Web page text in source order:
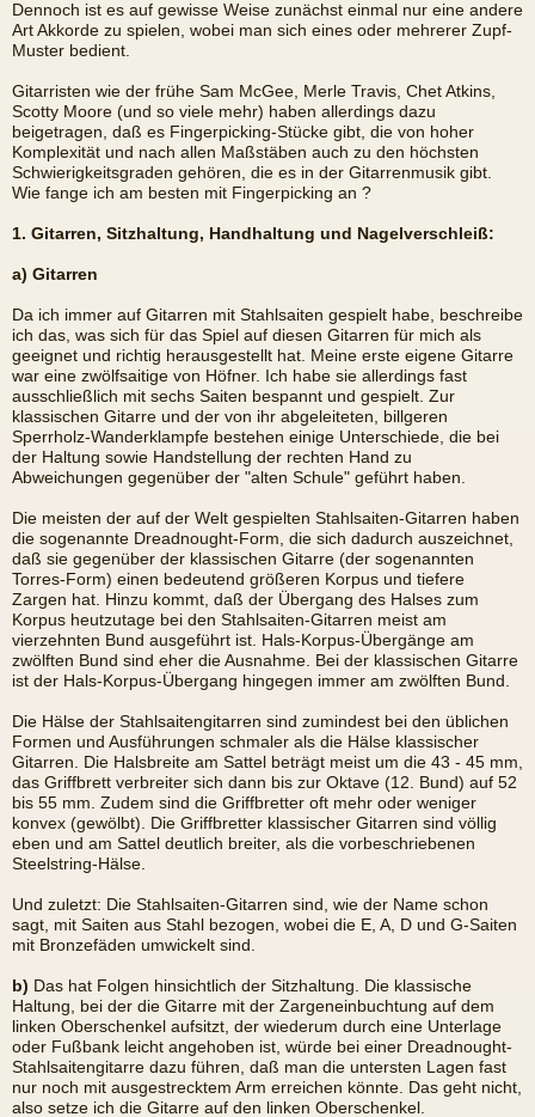
Dennoch ist es auf gewisse Weise zunächst einmal nur eine andere
Art Akkorde zu spielen, wobei man sich eines oder mehrerer Zupf-
Muster bedient.
Gitarristen wie der frühe Sam McGee, Merle Travis, Chet Atkins,
Scotty Moore (und so viele mehr) haben allerdings dazu
beigetragen, daß es Fingerpicking-Stücke gibt, die von hoher
Komplexität und nach allen Maßstäben auch zu den höchsten
Schwierigkeitsgraden gehören, die es in der Gitarrenmusik gibt.
Wie fange ich am besten mit Fingerpicking an ?
1. Gitarren, Sitzhaltung, Handhaltung und Nagelverschleiß:
a) Gitarren
Da ich immer auf Gitarren mit Stahlsaiten gespielt habe, beschreibe
ich das, was sich für das Spiel auf diesen Gitarren für mich als
geeignet und richtig herausgestellt hat. Meine erste eigene Gitarre
war eine zwölfsaitige von Höfner. Ich habe sie allerdings fast
ausschließlich mit sechs Saiten bespannt und gespielt. Zur
klassischen Gitarre und der von ihr abgeleiteten, billgeren
Sperrholz-Wanderklampfe bestehen einige Unterschiede, die bei
der Haltung sowie Handstellung der rechten Hand zu
Abweichungen gegenüber der "alten Schule" geführt haben.
Die meisten der auf der Welt gespielten Stahlsaiten-Gitarren haben
die sogenannte Dreadnought-Form, die sich dadurch auszeichnet,
daß sie gegenüber der klassischen Gitarre (der sogenannten
Torres-Form) einen bedeutend größeren Korpus und tiefere
Zargen hat. Hinzu kommt, daß der Übergang des Halses zum
Korpus heutzutage bei den Stahlsaiten-Gitarren meist am
vierzehnten Bund ausgeführt ist. Hals-Korpus-Übergänge am
zwölften Bund sind eher die Ausnahme. Bei der klassischen Gitarre
ist der Hals-Korpus-Übergang hingegen immer am zwölften Bund.
Die Hälse der Stahlsaitengitarren sind zumindest bei den üblichen
Formen und Ausführungen schmaler als die Hälse klassischer
Gitarren. Die Halsbreite am Sattel beträgt meist um die 43 - 45 mm,
das Griffbrett verbreiter sich dann bis zur Oktave (12. Bund) auf 52
bis 55 mm. Zudem sind die Griffbretter oft mehr oder weniger
konvex (gewölbt). Die Griffbretter klassischer Gitarren sind völlig
eben und am Sattel deutlich breiter, als die vorbeschriebenen
Steelstring-Hälse.
Und zuletzt: Die Stahlsaiten-Gitarren sind, wie der Name schon
sagt, mit Saiten aus Stahl bezogen, wobei die E, A, D und G-Saiten
mit Bronzefäden umwickelt sind.
b) Das hat Folgen hinsichtlich der Sitzhaltung. Die klassische
Haltung, bei der die Gitarre mit der Zargeneinbuchtung auf dem
linken Oberschenkel aufsitzt, der wiederum durch eine Unterlage
oder Fußbank leicht angehoben ist, würde bei einer Dreadnought-
Stahlsaitengitarre dazu führen, daß man die untersten Lagen fast
nur noch mit ausgestrecktem Arm erreichen könnte. Das geht nicht,
also setze ich die Gitarre auf den linken Oberschenkel.